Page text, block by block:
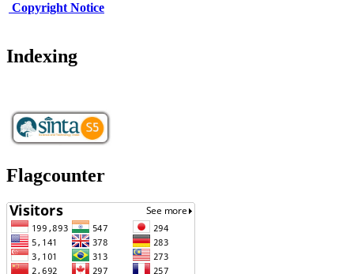
Copyright Notice
Indexing
Flagcounter